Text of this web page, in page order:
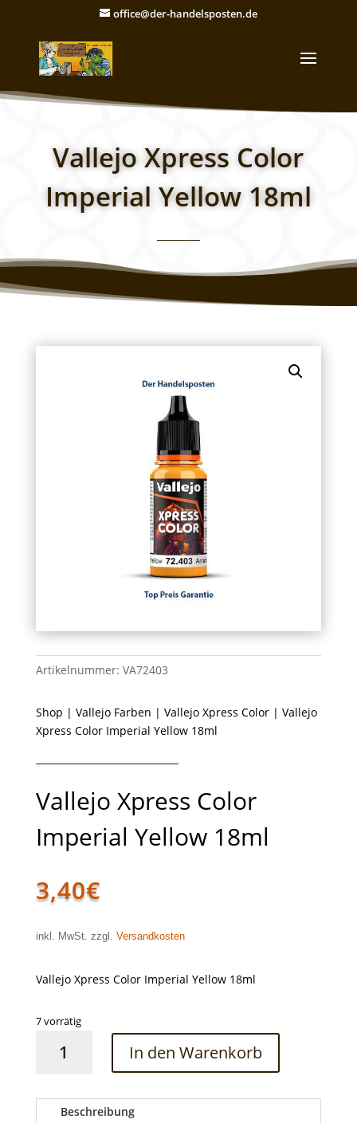
office@der-handelsposten.de
Vallejo Xpress Color
Imperial Yellow 18ml
Artikelnummer: VA72403
Shop | Vallejo Farben | Vallejo Xpress Color| Vallejo
Xpress Color Imperial Yellow 18ml
Vallejo Xpress Color
Imperial Yellow 18ml
3,40€
inkl. MwSt. zzgl. Versandkosten
Vallejo Xpress Color Imperial Yellow 18ml
7 vorrätig
Xpress
Yellow
In den Warenkorb
Beschreibung